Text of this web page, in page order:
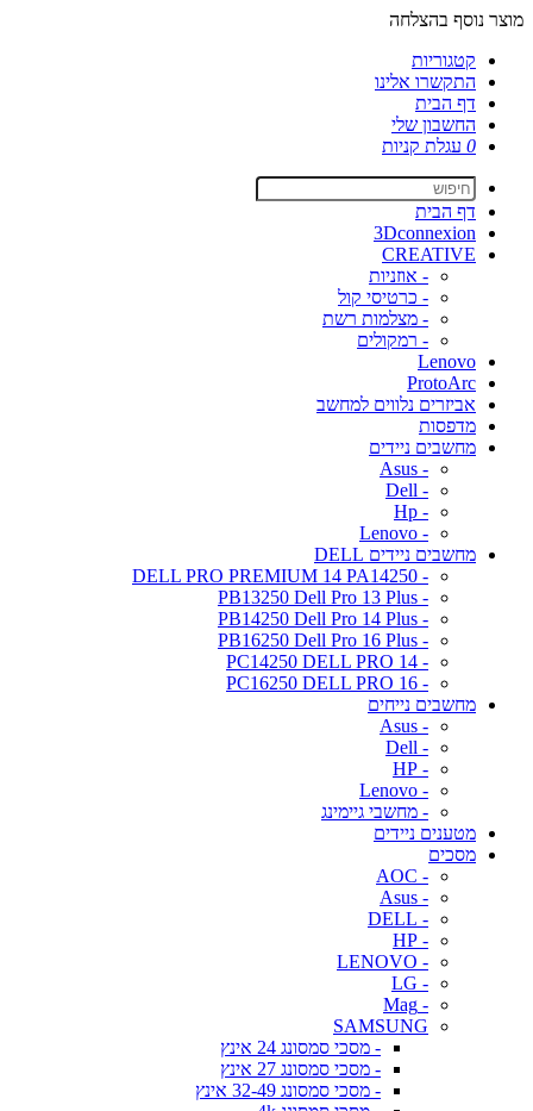
מוצר נוסף בהצלחה
קטגוריות
התקשרו אלינו
דף הבית
החשבון שלי
0 עגלת קניות
דף הבית
3Dconnexion
CREATIVE
- אוזניות
- כרטיסי קול
- מצלמות רשת
- רמקולים
Lenovo
ProtoArc
אביזרים נלווים למחשב
מדפסות
מחשבים ניידים
- Asus
- Dell
- Hp
- Lenovo
מחשבים ניידים DELL
- DELL PRO PREMIUM 14 PA14250
- PB13250 Dell Pro 13 Plus
- PB14250 Dell Pro 14 Plus
- PB16250 Dell Pro 16 Plus
- PC14250 DELL PRO 14
- PC16250 DELL PRO 16
מחשבים נייחים
- Asus
- Dell
- HP
- Lenovo
- מחשבי גיימינג
מטענים ניידים
מסכים
- AOC
- Asus
- DELL
- HP
- LENOVO
- LG
- Mag
SAMSUNG
- מסכי סמסונג 24 אינץ
- מסכי סמסונג 27 אינץ
- מסכי סמסונג 32-49 אינץ